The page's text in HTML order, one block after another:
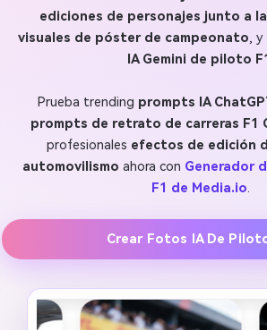
ediciones de personajes junto a
visuales de póster de campeonato, y
IA Gemini de piloto F1
Prueba trending prompts IA
prompts de retrato de carreras F1
profesionales efectos de edición
automovilismo ahora con Generador
F1 de Media.io.
Crear Fotos IA De